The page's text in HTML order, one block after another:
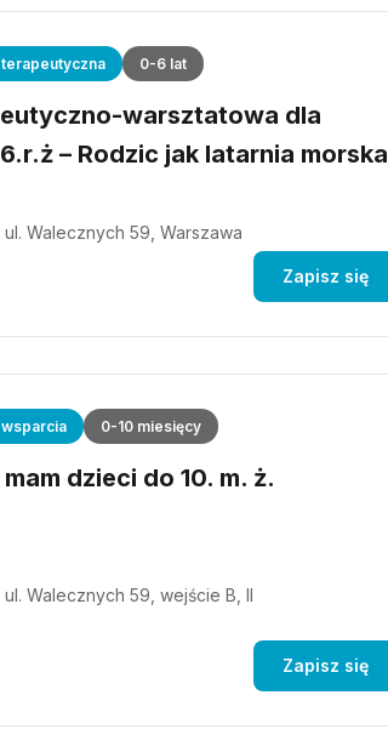
terapeutyczna 0-6 lat
warsztatowa dla
– Rodzic jak latarnia morska
Walecznych 59, Warszawa
Zapisz się
wsparcia 0-10 miesięcy
dzieci do 10. m. ż.
Walecznych 59, wejście B, II
Zapisz się